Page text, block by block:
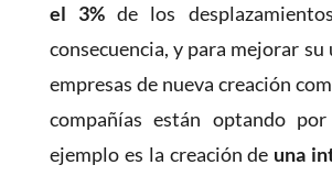
el 3% de los
consecuencia, y para mejorar su
empresas de nueva creación
compañías están optando
ejemplo es la creación de una